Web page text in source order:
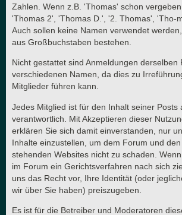
Zahlen. Wenn z.B. 'Thomas' schon
'Thomas 2', 'Thomas D.', '2. Thomas', 'Tho-
Auch sollen keine Namen verwendet
aus Großbuchstaben bestehen.
Nicht gestattet sind Anmeldungen derselben
verschiedenen Namen, da dies zu
Mitglieder führen kann.
Jedes Mitglied ist für den Inhalt seiner Posts
verantwortlich. Mit Akzeptieren dieser
erklären Sie sich damit einverstanden, nur
Inhalte einzustellen, um dem Forum und
stehenden Websites nicht zu schaden.
im Forum ein Gerichtsverfahren nach sich
uns das Recht vor, Ihre Identität (oder
wir über Sie haben) preiszugeben.
Es ist für die Betreiber und Moderatoren